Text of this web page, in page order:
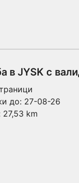
в JYSK с
до: 27-08-26
27,53 km